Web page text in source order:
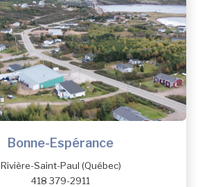
Bonne-Espérance
Rivière-Saint-Paul (Québec)
418 379-2911